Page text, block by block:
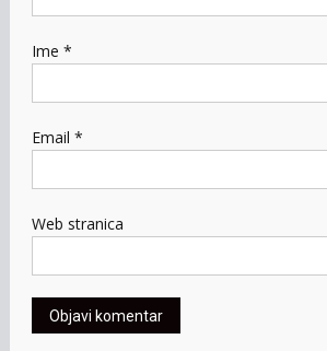
Ime *
Email *
Web stranica